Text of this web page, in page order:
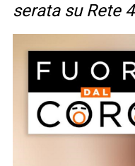
serata su Rete 4